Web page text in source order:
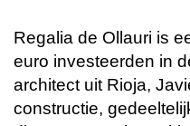
Regalia de Ollauri is
euro investeerden in
architect uit Rioja,
constructie,